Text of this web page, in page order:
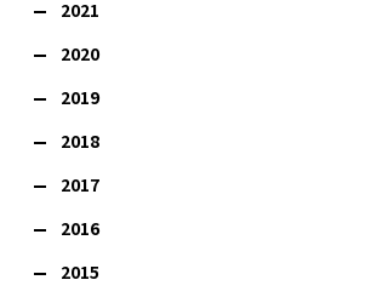
2021
2020
2019
2018
2017
2016
2015